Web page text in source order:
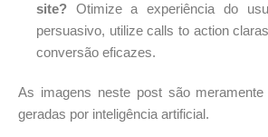
site? Otimize a experiência do
persuasivo, utilize calls to action
conversão eficazes.
As imagens neste post são
geradas por inteligência artificial.